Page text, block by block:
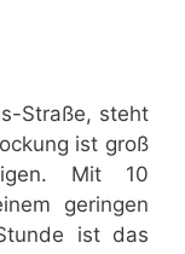
Straße, steht
ist groß
Mit 10
geringen
ist das